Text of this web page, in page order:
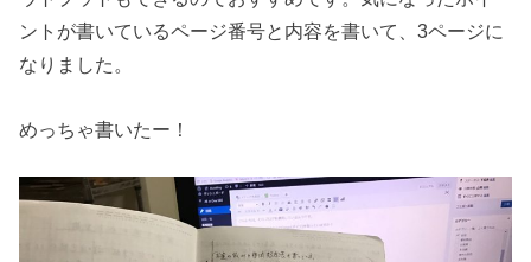
ントが書いているページ番号と内容を書いて、3ページに
なりました。
めっちゃ書いたー！